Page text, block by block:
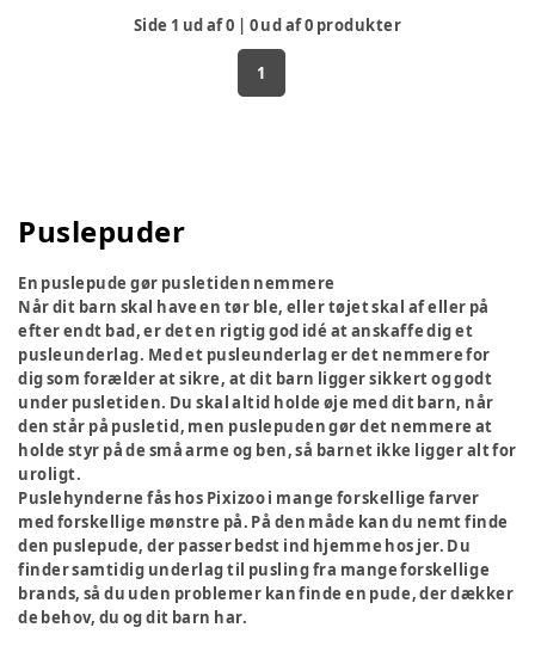
Side 1 ud af0 | 0ud af0 produkter
1
Puslepuder
En puslepude gør pusletiden nemmere
Når dit barn skal have en tør ble, eller tøjet skal af eller på
efter endt bad, er det en rigtig god idé at anskaffe dig et
pusleunderlag. Med et pusleunderlag er det nemmere for
dig som forælder at sikre, at dit barn ligger sikkert og godt
under pusletiden. Du skal altid holde øje med dit barn, når
den står på pusletid, men puslepuden gør det nemmere at
holde styr på de små arme og ben, så barnet ikke ligger alt for
uroligt.
Puslehynderne fås hos Pixizoo i mange forskellige farver
med forskellige mønstre på. På den måde kan du nemt finde
den puslepude, der passer bedst ind hjemme hos jer. Du
finder samtidig underlag til pusling fra mange forskellige
brands, så du uden problemer kan finde en pude, der dækker
de behov, du og dit barn har.